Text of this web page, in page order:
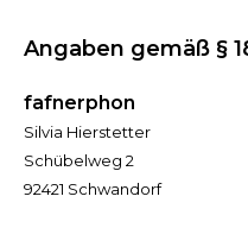
Angaben gemäß §
fafnerphon
Silvia Hierstetter
Schübelweg 2
92421 Schwandorf